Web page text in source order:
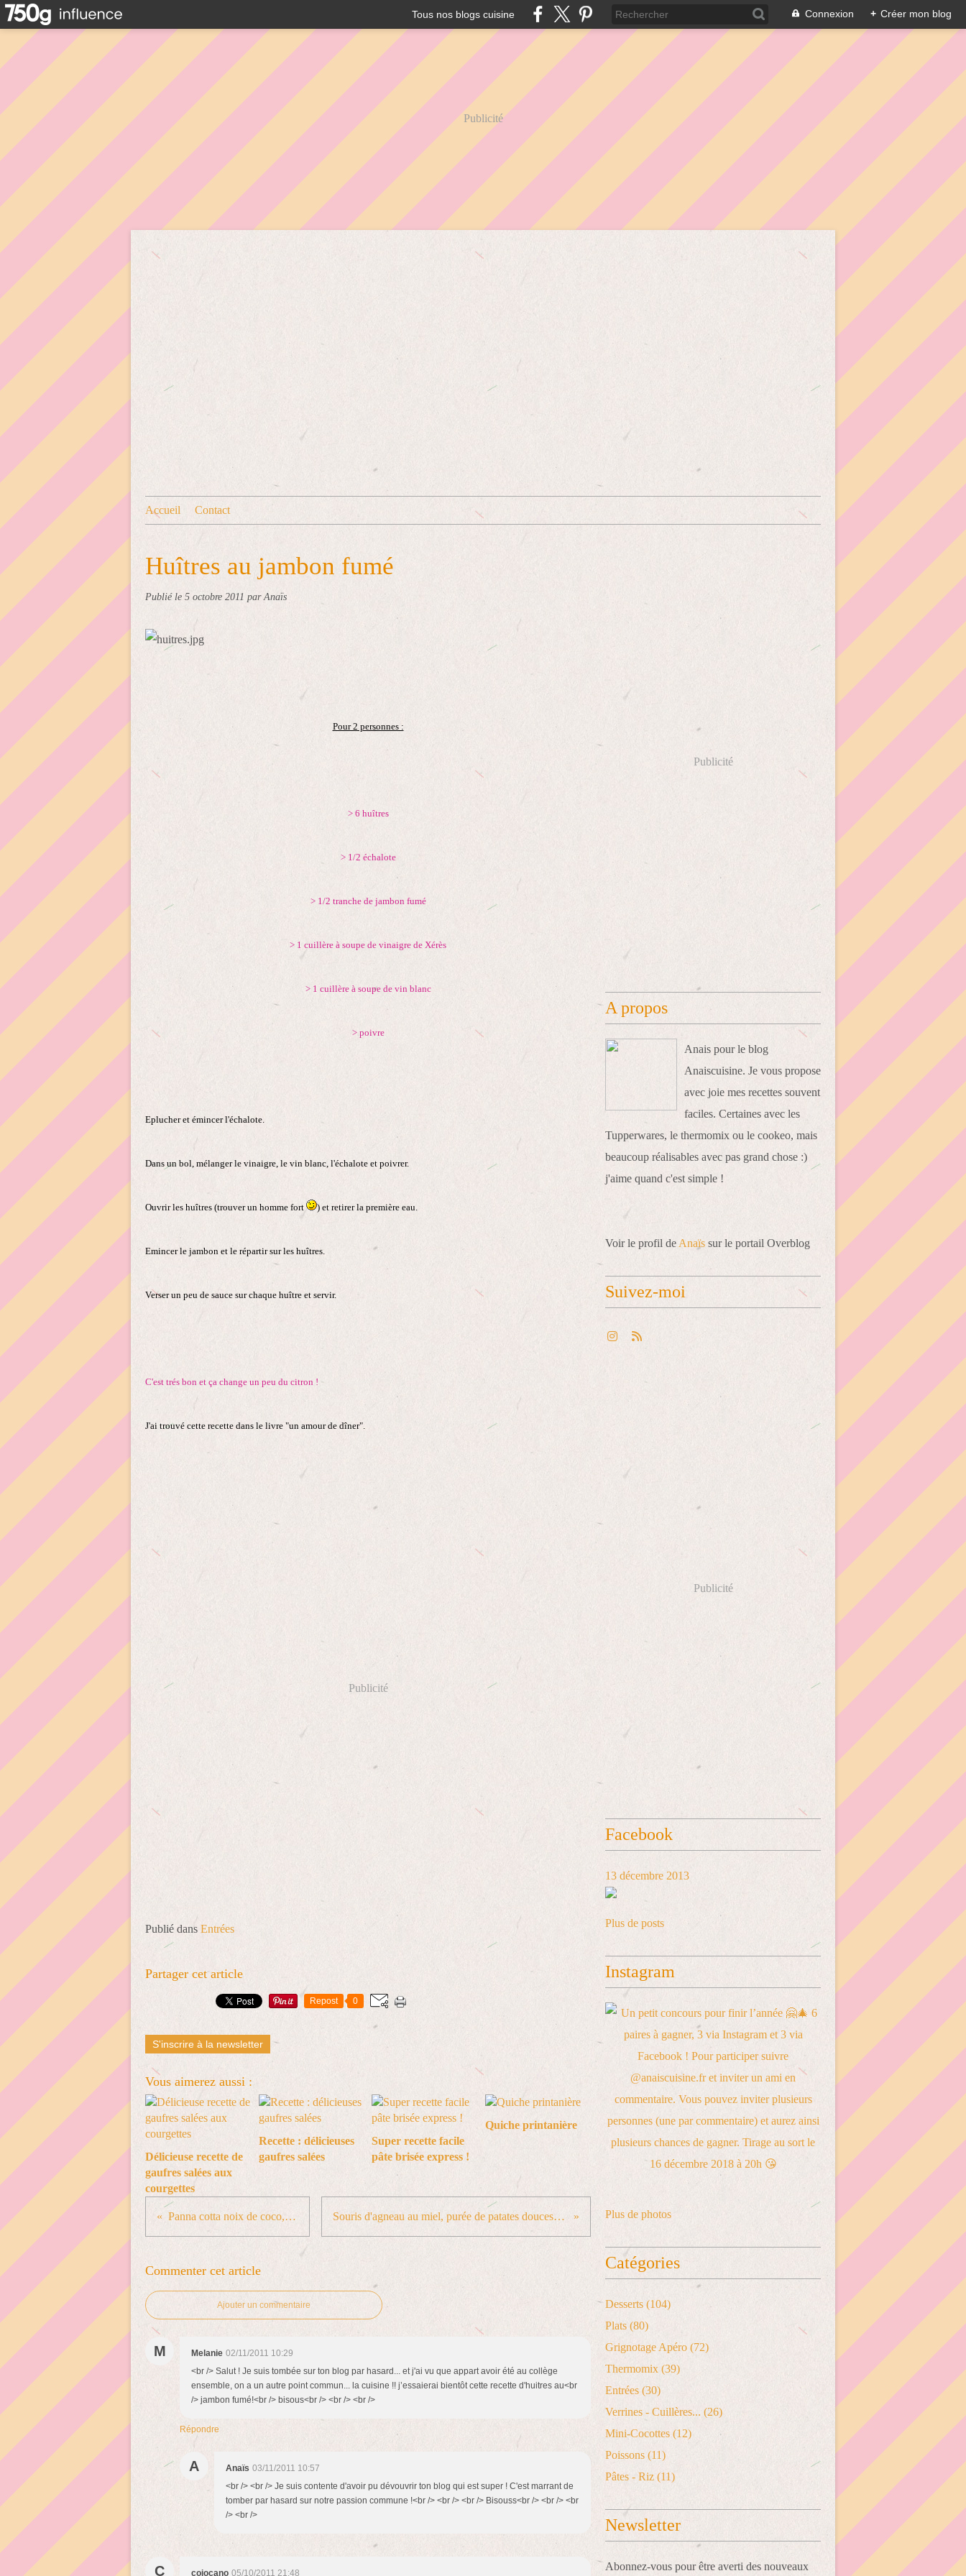
Tous nos blogs cuisine Connexion + Créer mon blog
Publicité
Accueil Contact
Huîtres au jambon fumé
Publié le 5 octobre 2011 par Anaïs
Pour 2 personnes :
> 6 huîtres
> 1/2 échalote
> 1/2 tranche de jambon fumé
> 1 cuillère à soupe de vinaigre de Xérès
> 1 cuillère à soupe de vin blanc
> poivre
Eplucher et émincer l'échalote.
Dans un bol, mélanger le vinaigre, le vin blanc, l'échalote et poivrer.
Ouvrir les huîtres (trouver un homme fort ) et retirer la première eau.
Emincer le jambon et le répartir sur les huîtres.
Verser un peu de sauce sur chaque huître et servir.
C'est trés bon et ça change un peu du citron !
J'ai trouvé cette recette dans le livre "un amour de dîner".
Publicité
Publié dans Entrées
Partager cet article
Repost 0
S'inscrire à la newsletter
Vous aimerez aussi :
Délicieuse recette de
gaufres salées aux
courgettes
Recette : délicieuses
gaufres salées
Super recette facile
pâte brisée express !
Quiche printanière
Panna cotta noix de coco, groseilles Souris d'agneau au miel, purée de patates douces au lait de coco
Commenter cet article
Ajouter un commentaire
M Melanie 02/11/2011 10:29
<br /> Salut ! Je suis tombée sur ton blog par hasard... et j'ai vu que appart avoir été au collège
ensemble, on a un autre point commun... la cuisine !! j’essaierai bientôt cette recette d'huitres au<br
/> jambon fumé!<br /> bisous<br /> <br /> <br />
Répondre
A Anaïs 03/11/2011 10:57
<br /> <br /> Je suis contente d'avoir pu dévouvrir ton blog qui est super ! C'est marrant de
tomber par hasard sur notre passion commune !<br /> <br /> <br /> Bisouss<br /> <br /> <br
/> <br />
C cojocano 05/10/2011 21:48
Publicité
A propos
Anais pour le blog
Anaiscuisine. Je vous propose
avec joie mes recettes souvent
faciles. Certaines avec les
Tupperwares, le thermomix ou le cookeo, mais
beaucoup réalisables avec pas grand chose :)
j'aime quand c'est simple !
Voir le profil de Anaïs sur le portail Overblog
Suivez-moi
Publicité
Facebook
13 décembre 2013
Plus de posts
Instagram
Plus de photos
Catégories
Desserts (104)
Plats (80)
Grignotage Apéro (72)
Thermomix (39)
Entrées (30)
Verrines - Cuillères... (26)
Mini-Cocottes (12)
Poissons (11)
Pâtes - Riz (11)
Newsletter
Abonnez-vous pour être averti des nouveaux